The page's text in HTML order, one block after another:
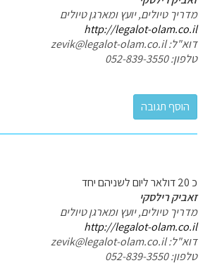
מדריך טיולים, יועץ ומארגן טיולים
http://legalot-olam.co.il
דוא"ל: zevik@legalot-olam.co.il
טלפון: 052-839-3550
כ 20 דולאר ליום לשניהם יחד
זאביק רילסקי
מדריך טיולים, יועץ ומארגן טיולים
http://legalot-olam.co.il
דוא"ל: zevik@legalot-olam.co.il
טלפון: 052-839-3550